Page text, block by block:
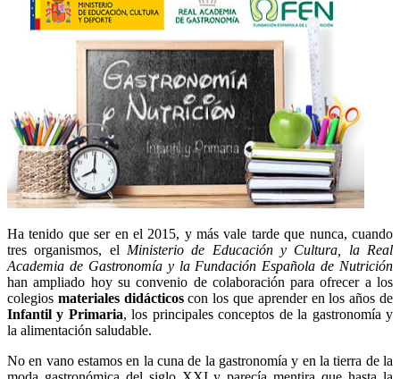
Ha tenido que ser en el 2015, y más vale tarde que nunca, cuando
tres organismos, el Ministerio de Educación y Cultura, la Real
Academia de Gastronomía y la Fundación Española de Nutrición
han ampliado hoy su convenio de colaboración para ofrecer a los
colegios materiales didácticoscon los que aprender en los años de
Infantil y Primaria, los principales conceptos de la gastronomía y
la alimentación saludable.
No en vano estamos en la cuna de la gastronomía y en la tierra de la